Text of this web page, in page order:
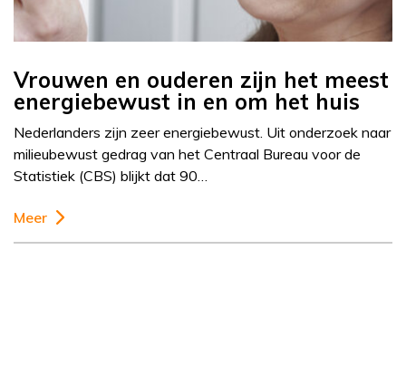
Vrouwen en ouderen zijn het meest
energiebewust in en om het huis
Nederlanders zijn zeer energiebewust. Uit onderzoek naar
milieubewust gedrag van het Centraal Bureau voor de
Statistiek (CBS) blijkt dat 90…
Meer